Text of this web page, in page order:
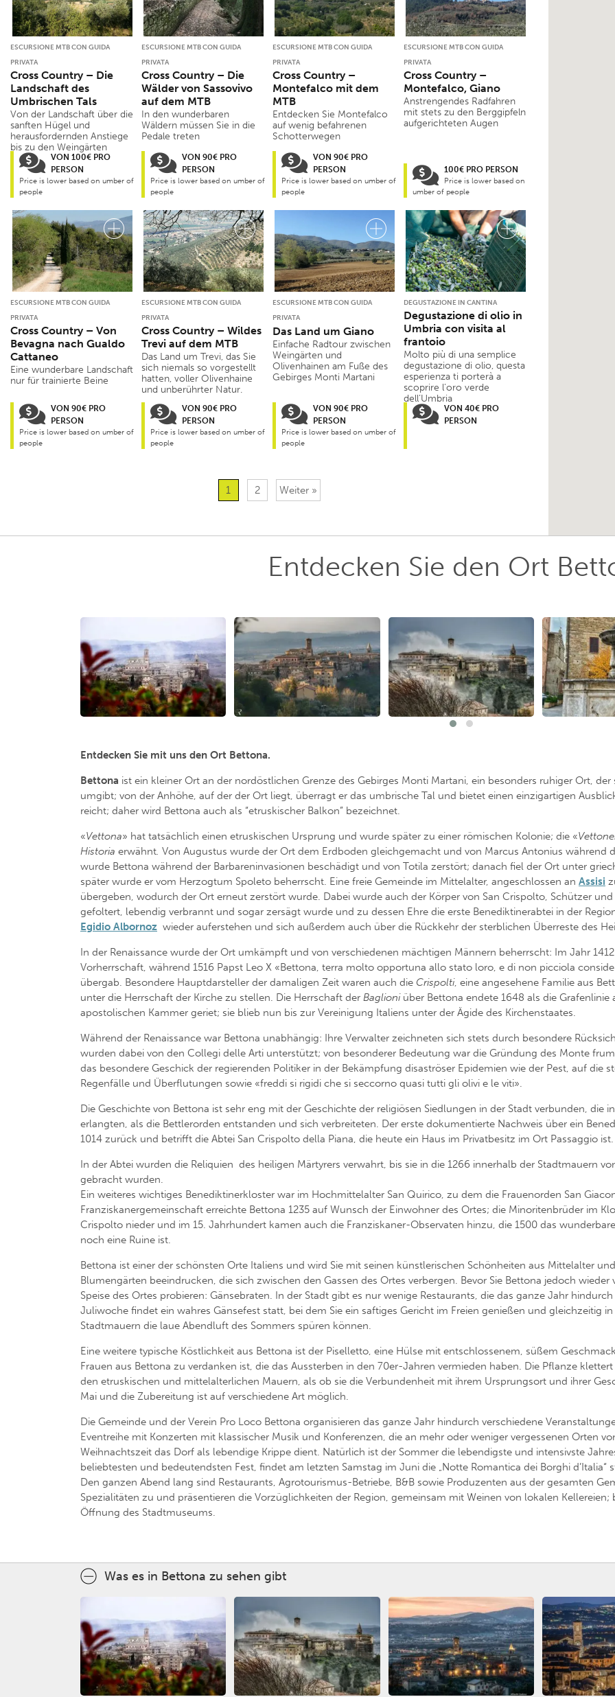
ESCURSIONE MTB CON GUIDA
PRIVATA
Cross Country – Die
Landschaft des
Umbrischen Tals
Von der Landschaft über die
sanften Hügel und
herausfordernden Anstiege
bis zu den Weingärten
VON 100€ PRO
PERSON
Price is lower based on umber of
people
ESCURSIONE MTB CON GUIDA
PRIVATA
Cross Country – Die
Wälder von Sassovivo
auf dem MTB
In den wunderbaren
Wäldern müssen Sie in die
Pedale treten
VON 90€ PRO
PERSON
Price is lower based on umber of
people
ESCURSIONE MTB CON GUIDA
PRIVATA
Cross Country –
Montefalco mit dem
MTB
Entdecken Sie Montefalco
auf wenig befahrenen
Schotterwegen
VON 90€ PRO
PERSON
Price is lower based on umber of
people
ESCURSIONE MTB CON GUIDA
PRIVATA
Cross Country –
Montefalco, Giano
Anstrengendes Radfahren
mit stets zu den Berggipfeln
aufgerichteten Augen
100€ PRO PERSON
Price is lower based on
umber of people
ESCURSIONE MTB CON GUIDA
PRIVATA
Cross Country – Von
Bevagna nach Gualdo
Cattaneo
Eine wunderbare Landschaft
nur für trainierte Beine
VON 90€ PRO
PERSON
Price is lower based on umber of
people
ESCURSIONE MTB CON GUIDA
PRIVATA
Cross Country – Wildes
Trevi auf dem MTB
Das Land um Trevi, das Sie
sich niemals so vorgestellt
hatten, voller Olivenhaine
und unberührter Natur.
VON 90€ PRO
PERSON
Price is lower based on umber of
people
ESCURSIONE MTB CON GUIDA
PRIVATA
Das Land um Giano
Einfache Radtour zwischen
Weingärten und
Olivenhainen am Fuße des
Gebirges Monti Martani
VON 90€ PRO
PERSON
Price is lower based on umber of
people
DEGUSTAZIONE IN CANTINA
Degustazione di olio in
Umbria con visita al
frantoio
Molto più di una semplice
degustazione di olio, questa
esperienza ti porterà a
scoprire l’oro verde
dell’Umbria
VON 40€ PRO
PERSON
1 2 Weiter »
Entdecken Sie den Ort
Entdecken Sie mit uns den Ort Bettona.
Bettona ist ein kleiner Ort an der nordöstlichen Grenze des Gebirges Monti Martani, ein besonders ruhiger Ort,
umgibt; von der Anhöhe, auf der der Ort liegt, überragt er das umbrische Tal und bietet einen einzigartigen
reicht; daher wird Bettona auch als “etruskischer Balkon” bezeichnet.
«Vettona» hat tatsächlich einen etruskischen Ursprung und wurde später zu einer römischen Kolonie; die «
Historia erwähnt Von Augustus wurde der Ort dem Erdboden gleichgemacht und von Marcus Antonius während
wurde Bettona während der Barbareninvasionen beschädigt und von Totila zerstört; danach fiel der Ort unter
später wurde er vom Herzogtum Spoleto beherrscht. Eine freie Gemeinde im Mittelalter, angeschlossen an Assisi
übergeben, wodurch der Ort erneut zerstört wurde. Dabei wurde auch der Körper von San Crispolto, Schützer
gefoltert, lebendig verbrannt und sogar zersägt wurde und zu dessen Ehre die erste Benediktinerabtei in der
Egidio Albornoz wieder auferstehen und sich außerdem auch über die Rückkehr der sterblichen Überreste des
In der Renaissance wurde der Ort umkämpft und von verschiedenen mächtigen Männern beherrscht: Im Jahr
Vorherrschaft, während 1516 Papst Leo X «Bettona, terra molto opportuna allo stato loro, e di non picciola
übergab. Besondere Hauptdarsteller der damaligen Zeit waren auch die Crispolti, eine angesehene Familie aus
unter die Herrschaft der Kirche zu stellen. Die Herrschaft der Baglioni über Bettona endete 1648 als die
apostolischen Kammer geriet; sie blieb nun bis zur Vereinigung Italiens unter der Ägide des Kirchenstaates.
Während der Renaissance war Bettona unabhängig: Ihre Verwalter zeichneten sich stets durch besondere
wurden dabei von den Collegi delle Arti unterstützt; von besonderer Bedeutung war die Gründung des Monte
das besondere Geschick der regierenden Politiker in der Bekämpfung disaströser Epidemien wie der Pest, auf die
Regenfälle und Überflutungen sowie «freddi si rigidi che si seccorno quasi tutti gli olivi e le viti».
Die Geschichte von Bettona ist sehr eng mit der Geschichte der religiösen Siedlungen in der Stadt verbunden, die
erlangten, als die Bettlerorden entstanden und sich verbreiteten. Der erste dokumentierte Nachweis über ein
1014 zurück und betrifft die Abtei San Crispolto della Piana, die heute ein Haus im Privatbesitz im Ort Passaggio ist.
In der Abtei wurden die Reliquien des heiligen Märtyrers verwahrt, bis sie in die 1266 innerhalb der Stadtmauern
gebracht wurden.
Ein weiteres wichtiges Benediktinerkloster war im Hochmittelalter San Quirico, zu dem die Frauenorden San
Franziskanergemeinschaft erreichte Bettona 1235 auf Wunsch der Einwohner des Ortes; die Minoritenbrüder im
Crispolto nieder und im 15. Jahrhundert kamen auch die Franziskaner-Observaten hinzu, die 1500 das
noch eine Ruine ist.
Bettona ist einer der schönsten Orte Italiens und wird Sie mit seinen künstlerischen Schönheiten aus Mittelalter
Blumengärten beeindrucken, die sich zwischen den Gassen des Ortes verbergen. Bevor Sie Bettona jedoch
Speise des Ortes probieren: Gänsebraten. In der Stadt gibt es nur wenige Restaurants, die das ganze Jahr
Juliwoche findet ein wahres Gänsefest statt, bei dem Sie ein saftiges Gericht im Freien genießen und gleichzeitig
Stadtmauern die laue Abendluft des Sommers spüren können.
Eine weitere typische Köstlichkeit aus Bettona ist der Piselletto, eine Hülse mit entschlossenem, süßem
Frauen aus Bettona zu verdanken ist, die das Aussterben in den 70er-Jahren vermieden haben. Die Pflanze
den etruskischen und mittelalterlichen Mauern, als ob sie die Verbundenheit mit ihrem Ursprungsort und ihrer
Mai und die Zubereitung ist auf verschiedene Art möglich.
Die Gemeinde und der Verein Pro Loco Bettona organisieren das ganze Jahr hindurch verschiedene
Eventreihe mit Konzerten mit klassischer Musik und Konferenzen, die an mehr oder weniger vergessenen Orten
Weihnachtszeit das Dorf als lebendige Krippe dient. Natürlich ist der Sommer die lebendigste und intensivste
beliebtesten und bedeutendsten Fest, findet am letzten Samstag im Juni die „Notte Romantica dei Borghi
Den ganzen Abend lang sind Restaurants, Agrotourismus-Betriebe, B&B sowie Produzenten aus der gesamten
Spezialitäten zu und präsentieren die Vorzüglichkeiten der Region, gemeinsam mit Weinen von lokalen
Öffnung des Stadtmuseums.
Was es in Bettona zu sehen gibt